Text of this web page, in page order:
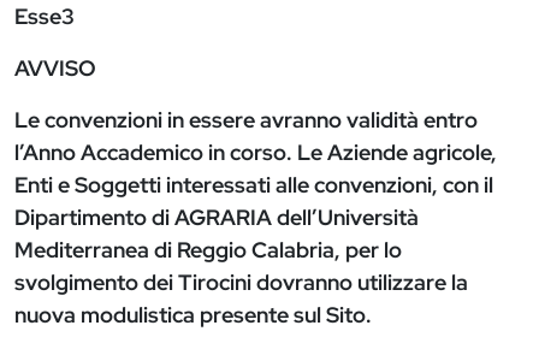
Esse3
AVVISO
Le convenzioni in essere avranno validità entro
l’Anno Accademico in corso. Le Aziende agricole,
Enti e Soggetti interessati alle convenzioni, con il
Dipartimento di AGRARIA dell’Università
Mediterranea di Reggio Calabria, per lo
svolgimento dei Tirocini dovranno utilizzare la
nuova modulistica presente sul Sito.